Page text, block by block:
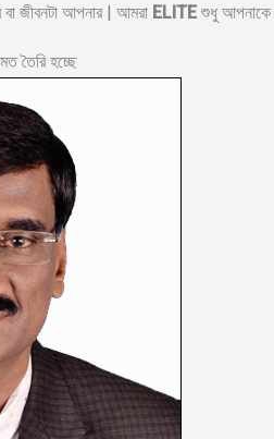
জীবনটা আপনার | আমরা ELITE শুধু আপনাকে
তৈরি হচ্ছে